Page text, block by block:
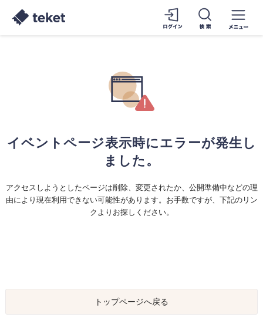
イベントページ表示時にエラーが発生し
ました。
アクセスしようとしたページは削除、変更されたか、公開準備中などの理
由により現在利用できない可能性があります。お手数ですが、下記のリン
クよりお探しください。
トップページへ戻る